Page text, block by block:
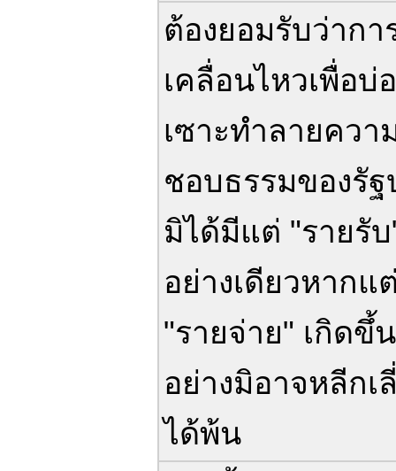
ต้องยอมรับว่ากา
เคลื่อนไหวเพื่อบ่
เซาะทำลายควา
ชอบธรรมของรัฐ
มิได้มีแต่ "รายรั
อย่างเดียวหากแ
"รายจ่าย" เกิดขึ้
อย่างมิอาจหลีกเ
ได้พ้น